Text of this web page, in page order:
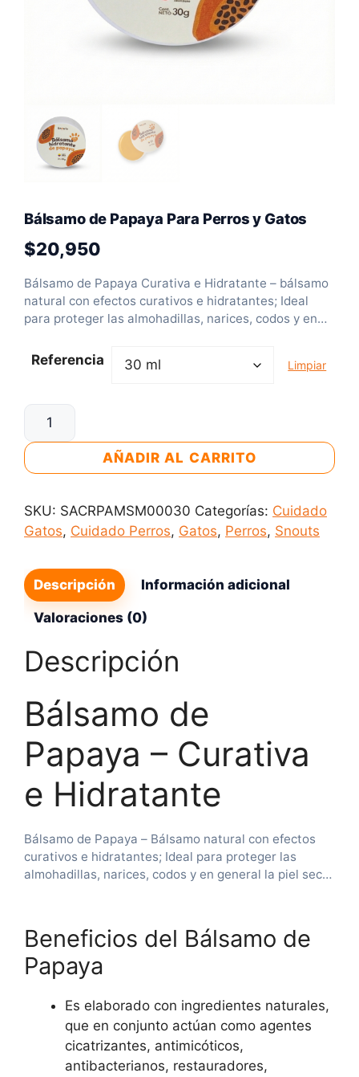
Bálsamo de Papaya Para Perros y Gatos
$20,950
Bálsamo de Papaya Curativa e Hidratante – bálsamo
natural con efectos curativos e hidratantes; Ideal
para proteger las almohadillas, narices, codos y en
gatos.
Referencia Limpiar
Bálsamo
Papaya
Para
y
Gatos
AÑADIR AL CARRITO
SKU: SACRPAMSM00030 Categorías: Cuidado
Gatos, Cuidado Perros, Gatos, Perros, Snouts
Descripción Información adicional
Valoraciones (0)
Descripción
Bálsamo de
Papaya – Curativa
e Hidratante
Bálsamo de Papaya – Bálsamo natural con efectos
curativos e hidratantes; Ideal para proteger las
almohadillas, narices, codos y en general la piel seca
Beneficios del Bálsamo de
Papaya
Es elaborado con ingredientes naturales,
que en conjunto actúan como agentes
cicatrizantes, antimicóticos,
antibacterianos, restauradores,